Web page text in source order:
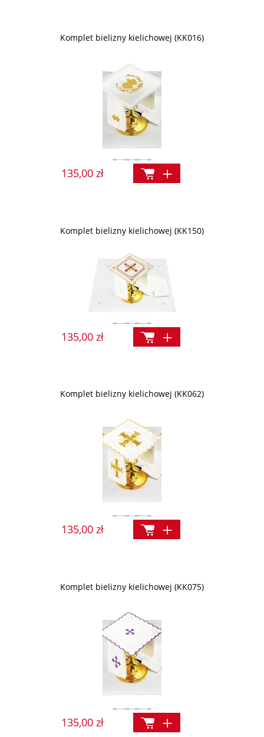
Komplet bielizny kielichowej (KK016)
135,00 zł
Komplet bielizny kielichowej (KK150)
135,00 zł
Komplet bielizny kielichowej (KK062)
135,00 zł
Komplet bielizny kielichowej (KK075)
135,00 zł